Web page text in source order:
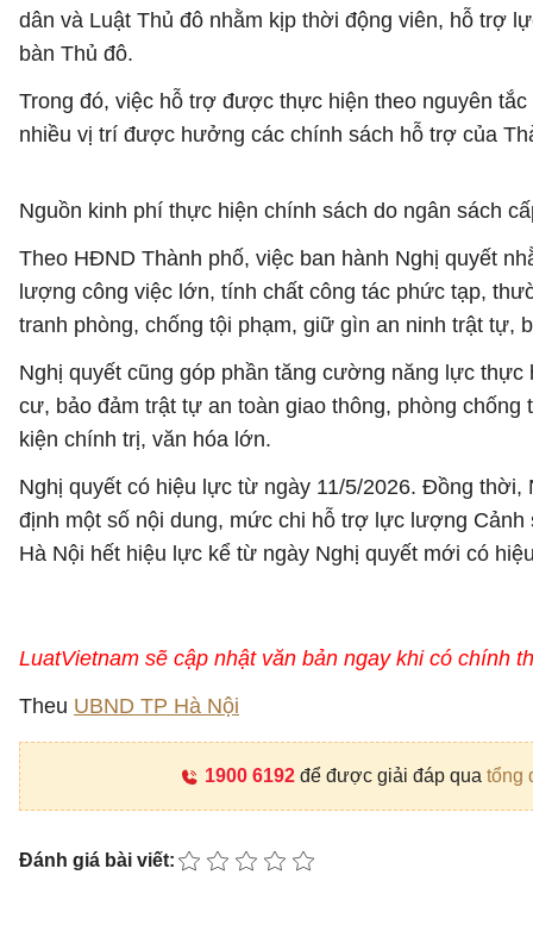
dân và Luật Thủ đô nhằm kịp thời động viên, hỗ trợ
bàn Thủ đô.
Trong đó, việc hỗ trợ được thực hiện theo nguyên
nhiều vị trí được hưởng các chính sách hỗ trợ của
Nguồn kinh phí thực hiện chính sách do ngân sách
Theo HĐND Thành phố, việc ban hành Nghị quyết
lượng công việc lớn, tính chất công tác phức tạp,
tranh phòng, chống tội phạm, giữ gìn an ninh trật tự,
Nghị quyết cũng góp phần tăng cường năng lực
cư, bảo đảm trật tự an toàn giao thông, phòng
kiện chính trị, văn hóa lớn.
Nghị quyết có hiệu lực từ ngày 11/5/2026. Đồng
định một số nội dung, mức chi hỗ trợ lực lượng
Hà Nội hết hiệu lực kể từ ngày Nghị quyết mới có
LuatVietnam sẽ cập nhật văn bản ngay khi có chính
Theu UBND TP Hà Nội
1900 6192để được giải đáp qua tổng
Đánh giá bài viết: